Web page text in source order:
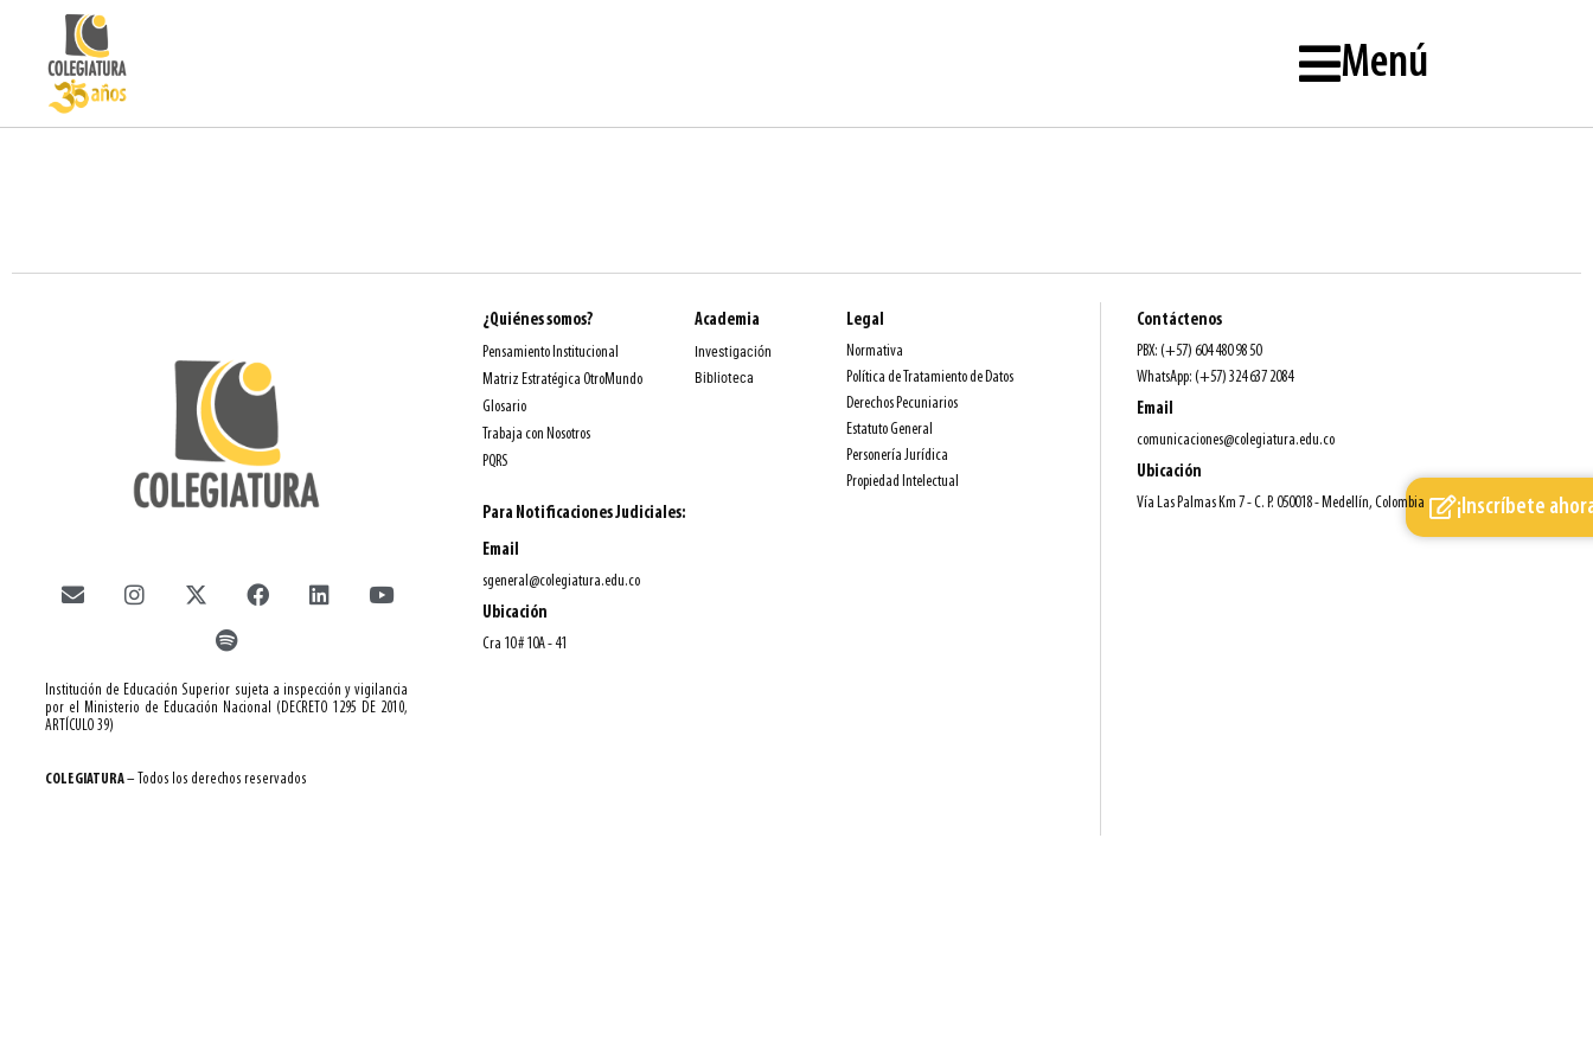
Menú
¡Inscríbete
Institución de Educación Superior sujeta a inspección y vigilancia
por el Ministerio de Educación Nacional (DECRETO 1295 DE 2010,
ARTÍCULO 39)
COLEGIATURA– Todos los derechos reservados
¿Quiénes somos? Academia
Legal
Pensamiento Institucional
Matriz Estratégica OtroMundo
Glosario
Trabaja con Nosotros
PQRS
Investigación
Biblioteca
Normativa
Política de Tratamiento de Datos
Derechos Pecuniarios
Estatuto General
Personería Jurídica
Propiedad Intelectual
Para Notificaciones Judiciales:
Email
sgeneral@colegiatura.edu.co
Ubicación
Cra 10 # 10A - 41
Contáctenos
PBX: (+57) 604 480 98 50
WhatsApp: (+57) 324 637 2084
Email
comunicaciones@colegiatura.edu.co
Ubicación
Vía Las Palmas Km 7 - C. P. 050018 - Medellín, Colombia